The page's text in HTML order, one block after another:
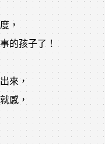
，
的孩子了！
來，
感，